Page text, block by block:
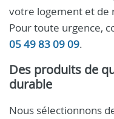
votre logement et de
Pour toute urgence,
05 49 83 09 09.
Des produits de
durable
Nous sélectionnons